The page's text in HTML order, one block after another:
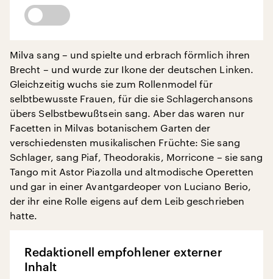
Milva sang – und spielte und erbrach förmlich ihren
Brecht – und wurde zur Ikone der deutschen Linken.
Gleichzeitig wuchs sie zum Rollenmodel für
selbtbewusste Frauen, für die sie Schlagerchansons
übers Selbstbewußtsein sang. Aber das waren nur
Facetten in Milvas botanischem Garten der
verschiedensten musikalischen Früchte: Sie sang
Schlager, sang Piaf, Theodorakis, Morricone – sie sang
Tango mit Astor Piazolla und altmodische Operetten
und gar in einer Avantgardeoper von Luciano Berio,
der ihr eine Rolle eigens auf dem Leib geschrieben
hatte.
Redaktionell empfohlener externer
Inhalt